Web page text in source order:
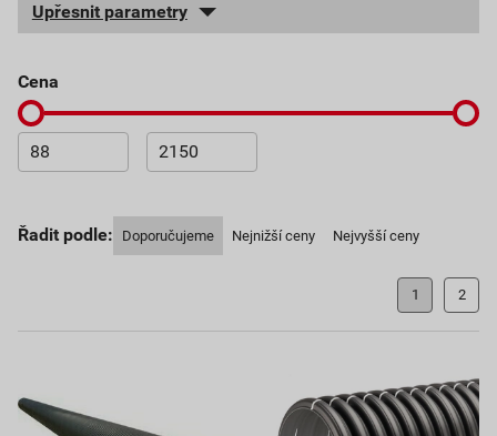
Upřesnit parametry
cena
Řadit podle: Doporučujeme Nejnižší ceny Nejvyšší ceny
1 2